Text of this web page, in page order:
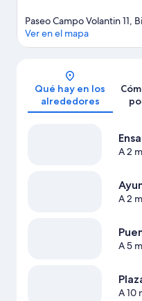
Paseo Campo Volantin 11,
Ver en el mapa
Qué hay en los
alrededores
A 2
A 2
A 5
A 10